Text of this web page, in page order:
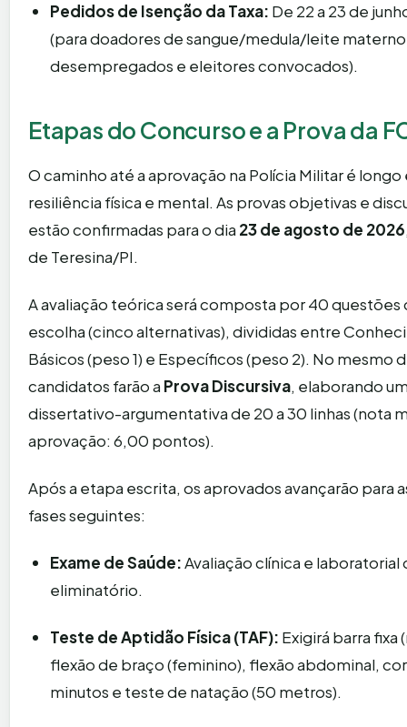
Pedidos de Isenção da Taxa: De 22 a 23 de
(para doadores de sangue/medula/leite
desempregados e eleitores convocados).
Etapas do Concurso e a Prova da
O caminho até a aprovação na Polícia Militar é longo
resiliência física e mental. As provas objetivas e
estão confirmadas para o dia 23 de agosto de 2026
de Teresina/PI.
A avaliação teórica será composta por 40 questões
escolha (cinco alternativas), divididas entre
Básicos (peso 1) e Específicos (peso 2). No mesmo
candidatos farão a Prova Discursiva, elaborando
dissertativo-argumentativa de 20 a 30 linhas (nota
aprovação: 6,00 pontos).
Após a etapa escrita, os aprovados avançarão para
fases seguintes:
Exame de Saúde:Avaliação clínica e laboratorial
eliminatório.
Teste de Aptidão Física (TAF): Exigirá barra fixa
flexão de braço (feminino), flexão abdominal,
minutos e teste de natação (50 metros).